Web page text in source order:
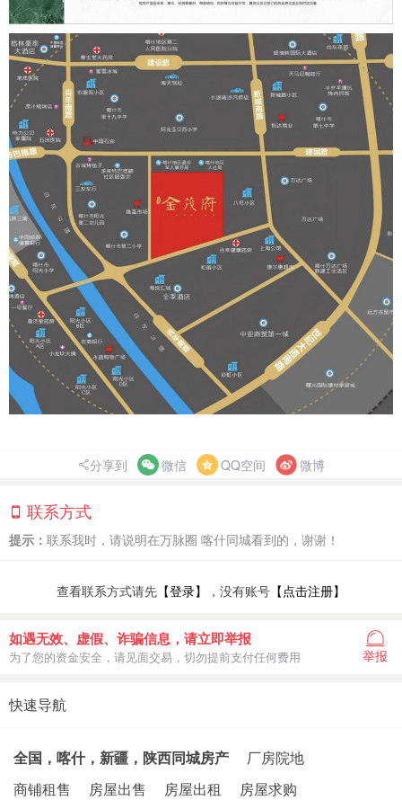
分享到 微信 QQ空间 微博
联系方式
提示： 联系我时，请说明在万脉圈 喀什同城看到的，谢谢！
查看联系方式请先 【登录】 ，没有账号 【点击注册】
如遇无效、虚假、诈骗信息，请立即举报
为了您的资金安全，请见面交易，切勿提前支付任何费用 举报
快速导航
全国，喀什，新疆，陕西同城房产
厂房院地
商铺租售
房屋出售 房屋出租
房屋求购